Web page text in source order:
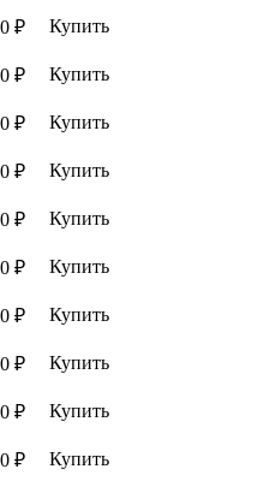
₽
Купить
₽
Купить
₽
Купить
₽
Купить
₽
Купить
₽
Купить
₽
Купить
₽
Купить
₽
Купить
₽
Купить